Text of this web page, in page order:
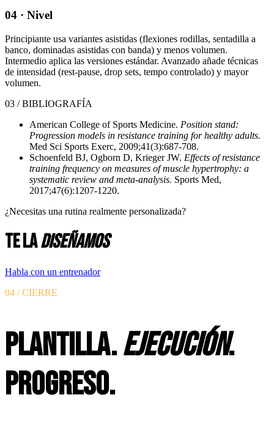
04 · Nivel
Principiante usa variantes asistidas (flexiones rodillas, sentadilla a
banco, dominadas asistidas con banda) y menos volumen.
Intermedio aplica las versiones estándar. Avanzado añade técnicas
de intensidad (rest-pause, drop sets, tempo controlado) y mayor
volumen.
03 / BIBLIOGRAFÍA
American College of Sports Medicine. Position stand:
Progression models in resistance training for healthy adults.
Med Sci Sports Exerc, 2009;41(3):687-708.
Schoenfeld BJ, Ogborn D, Krieger JW. Effects of resistance
training frequency on measures of muscle hypertrophy: a
systematic review and meta-analysis. Sports Med,
2017;47(6):1207-1220.
¿Necesitas una rutina realmente personalizada?
Te ladiseñamos
Habla con un entrenador
04 / CIERRE
PLANTILLA.EJECUCIÓN.
PROGRESO.